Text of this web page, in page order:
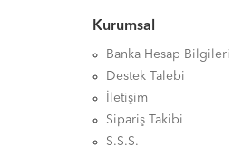
Kurumsal
Banka Hesap Bilgileri
Destek Talebi
İletişim
Sipariş Takibi
S.S.S.